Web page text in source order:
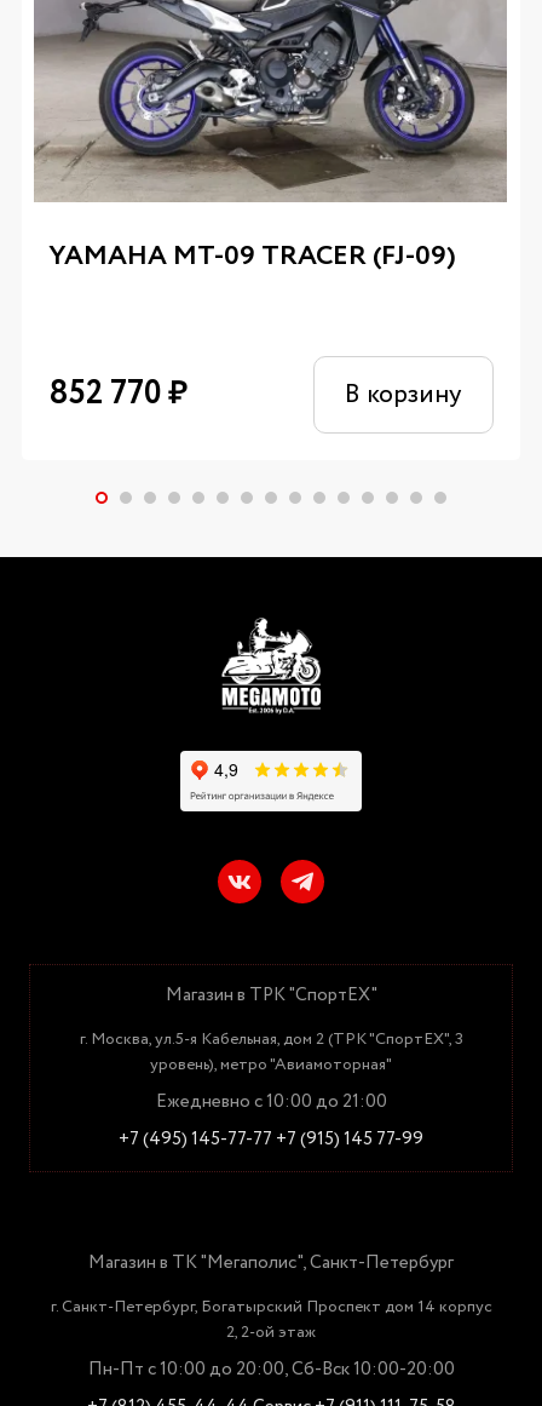
YAMAHA MT-09 TRACER (FJ-09)
852 770₽ В корзину
Магазин в ТРК "СпортЕХ"
г. Москва, ул.5-я Кабельная, дом 2 (ТРК "СпортЕХ", 3
уровень), метро "Авиамоторная"
Ежедневно с 10:00 до 21:00
+7 (495) 145-77-77 +7 (915) 145 77-99
Магазин в ТК "Мегаполис", Санкт-Петербург
г. Санкт-Петербург, Богатырский Проспект дом 14 корпус
2, 2-ой этаж
Пн-Пт с 10:00 до 20:00, Сб-Вск 10:00-20:00